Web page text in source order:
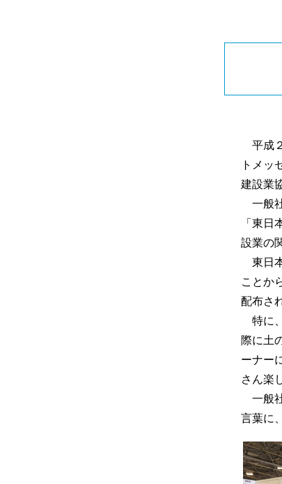
平成
トメッ
建設業
一般
「東
設業の
東日
ことか
配布さ
特に
際に土
ーナー
さん楽
一般
言葉に